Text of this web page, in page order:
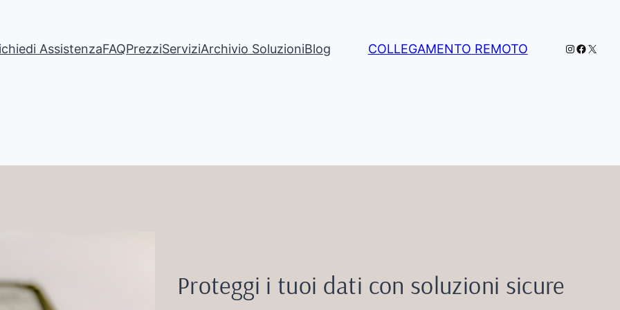
AssistenzaFAQPrezziServiziArchivio SoluzioniBlog COLLEGAMENTO REMOTO Instagram
X
Proteggi i tuoi dati con soluzioni sicure